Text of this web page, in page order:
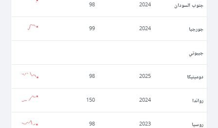
جنوب السودان 2024
98
جورجيا 2024
99
جيبوتي
دومينيكا 2025
98
رواندا 2024
150
روسيا 2023
98